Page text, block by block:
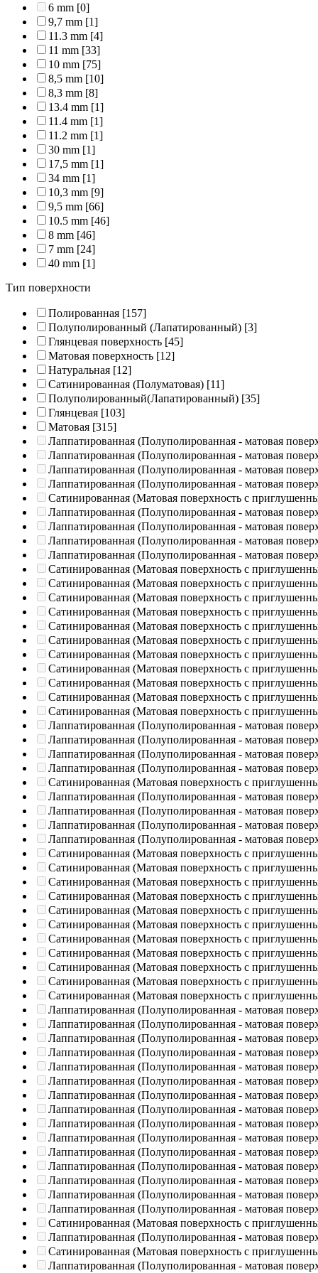
6 mm [0]
9,7 mm [1]
11.3 mm [4]
11 mm [33]
10 mm [75]
8,5 mm [10]
8,3 mm [8]
13.4 mm [1]
11.4 mm [1]
11.2 mm [1]
30 mm [1]
17,5 mm [1]
34 mm [1]
10,3 mm [9]
9,5 mm [66]
10.5 mm [46]
8 mm [46]
7 mm [24]
40 mm [1]
Тип поверхности
Полированная [157]
Полуполированный (Лапатированный) [3]
Глянцевая поверхность [45]
Матовая поверхность [12]
Натуральная [12]
Сатинированная (Полуматовая) [11]
Полуполированный(Лапатированный) [35]
Глянцевая [103]
Матовая [315]
Лаппатированная (Полуполированная - матовая
Лаппатированная (Полуполированная - матовая
Лаппатированная (Полуполированная - матовая
Лаппатированная (Полуполированная - матовая
Сатинированная (Матовая поверхность с
Лаппатированная (Полуполированная - матовая
Лаппатированная (Полуполированная - матовая
Лаппатированная (Полуполированная - матовая
Лаппатированная (Полуполированная - матовая
Сатинированная (Матовая поверхность с
Сатинированная (Матовая поверхность с
Сатинированная (Матовая поверхность с
Сатинированная (Матовая поверхность с
Сатинированная (Матовая поверхность с
Сатинированная (Матовая поверхность с
Сатинированная (Матовая поверхность с
Сатинированная (Матовая поверхность с
Сатинированная (Матовая поверхность с
Сатинированная (Матовая поверхность с
Сатинированная (Матовая поверхность с
Лаппатированная (Полуполированная - матовая
Лаппатированная (Полуполированная - матовая
Лаппатированная (Полуполированная - матовая
Лаппатированная (Полуполированная - матовая
Сатинированная (Матовая поверхность с
Лаппатированная (Полуполированная - матовая
Лаппатированная (Полуполированная - матовая
Лаппатированная (Полуполированная - матовая
Лаппатированная (Полуполированная - матовая
Сатинированная (Матовая поверхность с
Сатинированная (Матовая поверхность с
Сатинированная (Матовая поверхность с
Сатинированная (Матовая поверхность с
Сатинированная (Матовая поверхность с
Сатинированная (Матовая поверхность с
Сатинированная (Матовая поверхность с
Сатинированная (Матовая поверхность с
Сатинированная (Матовая поверхность с
Сатинированная (Матовая поверхность с
Сатинированная (Матовая поверхность с
Лаппатированная (Полуполированная - матовая
Лаппатированная (Полуполированная - матовая
Лаппатированная (Полуполированная - матовая
Лаппатированная (Полуполированная - матовая
Лаппатированная (Полуполированная - матовая
Лаппатированная (Полуполированная - матовая
Лаппатированная (Полуполированная - матовая
Лаппатированная (Полуполированная - матовая
Лаппатированная (Полуполированная - матовая
Лаппатированная (Полуполированная - матовая
Лаппатированная (Полуполированная - матовая
Лаппатированная (Полуполированная - матовая
Лаппатированная (Полуполированная - матовая
Лаппатированная (Полуполированная - матовая
Лаппатированная (Полуполированная - матовая
Сатинированная (Матовая поверхность с
Лаппатированная (Полуполированная - матовая
Сатинированная (Матовая поверхность с
Лаппатированная (Полуполированная - матовая